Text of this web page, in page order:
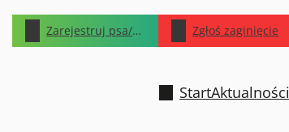
Zarejestruj psa/kota Zgłoś zaginięcie
StartAktualności